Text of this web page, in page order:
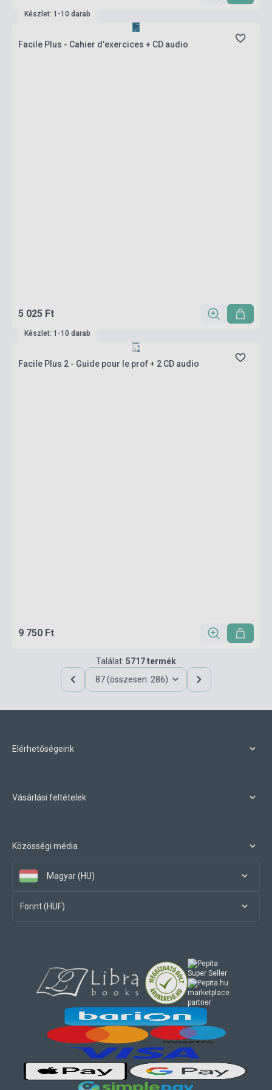
Készlet: 1-10 darab
Facile Plus - Cahier d'exercices + CD audio
5 025 Ft
Készlet: 1-10 darab
Facile Plus 2 - Guide pour le prof + 2 CD audio
9 750 Ft
Találat: 5717 termék
87 (összesen: 286)
Elérhetőségeink
Vásárlási feltételek
Közösségi média
Magyar (HU)
Forint (HUF)
marketplace
partner